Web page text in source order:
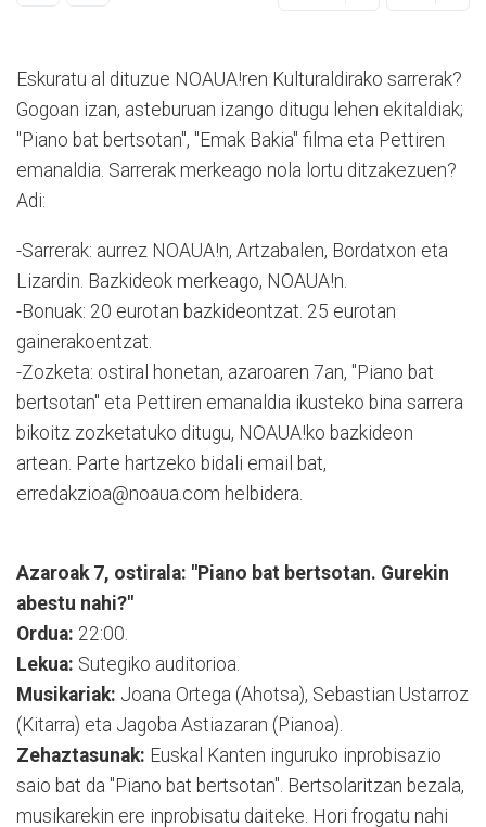
Eskuratu al dituzue NOAUA!ren Kulturaldirako sarrerak?
Gogoan izan, asteburuan izango ditugu lehen ekitaldiak;
"Piano bat bertsotan", "Emak Bakia" filma eta Pettiren
emanaldia. Sarrerak merkeago nola lortu ditzakezuen?
Adi:
-Sarrerak: aurrez NOAUA!n, Artzabalen, Bordatxon eta
Lizardin. Bazkideok merkeago, NOAUA!n.
-Bonuak: 20 eurotan bazkideontzat. 25 eurotan
gainerakoentzat.
-Zozketa: ostiral honetan, azaroaren 7an, "Piano bat
bertsotan" eta Pettiren emanaldia ikusteko bina sarrera
bikoitz zozketatuko ditugu, NOAUA!ko bazkideon
artean. Parte hartzeko bidali email bat,
erredakzioa@noaua.com helbidera.
Azaroak 7, ostirala: "Piano bat bertsotan. Gurekin
abestu nahi?"
Ordua: 22:00.
Lekua: Sutegiko auditorioa.
Musikariak: Joana Ortega (Ahotsa), Sebastian Ustarroz
(Kitarra) eta Jagoba Astiazaran (Pianoa).
Zehaztasunak: Euskal Kanten inguruko inprobisazio
saio bat da "Piano bat bertsotan". Bertsolaritzan bezala,
musikarekin ere inprobisatu daiteke. Hori frogatu nahi